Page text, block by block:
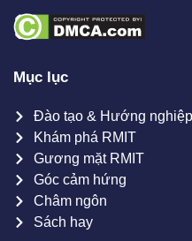
Mục lục
Đào tạo & Hướng nghiệp
Khám phá RMIT
Gương mặt RMIT
Góc cảm hứng
Châm ngôn
Sách hay